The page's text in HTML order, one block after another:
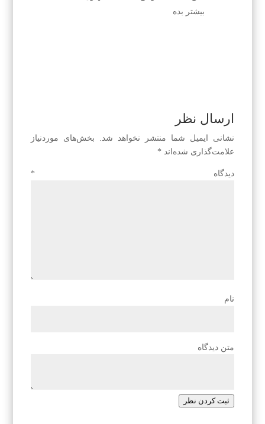
بیشتر بده
ارسال نظر
نشانی ایمیل شما منتشر نخواهد شد.
بخش‌های موردنیاز
علامت‌گذاری شده‌اند *
دیدگاه *
نام
متن دیدگاه
ثبت کردن نظر